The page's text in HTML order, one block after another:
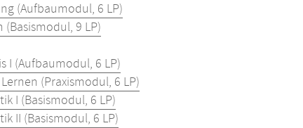
(Aufbaumodul, 6 LP)
9 LP)
I (Aufbaumodul, 6 LP)
(Praxismodul, 6 LP)
I (Basismodul, 6 LP)
II (Basismodul, 6 LP)